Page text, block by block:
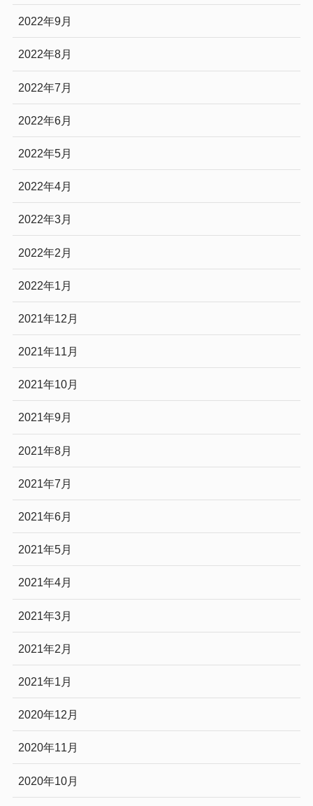
2022年9月
2022年8月
2022年7月
2022年6月
2022年5月
2022年4月
2022年3月
2022年2月
2022年1月
2021年12月
2021年11月
2021年10月
2021年9月
2021年8月
2021年7月
2021年6月
2021年5月
2021年4月
2021年3月
2021年2月
2021年1月
2020年12月
2020年11月
2020年10月